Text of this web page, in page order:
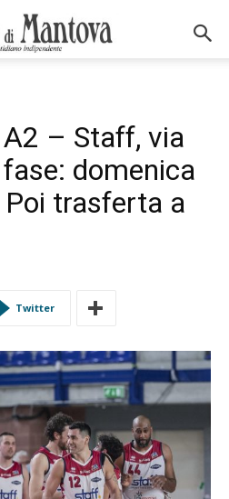
– Staff, via
domenica
Poi trasferta a
Twitter